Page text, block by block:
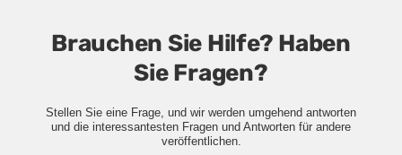
Brauchen Sie Hilfe? Haben
Sie Fragen?
Stellen Sie eine Frage, und wir werden umgehend antworten
und die interessantesten Fragen und Antworten für andere
veröffentlichen.